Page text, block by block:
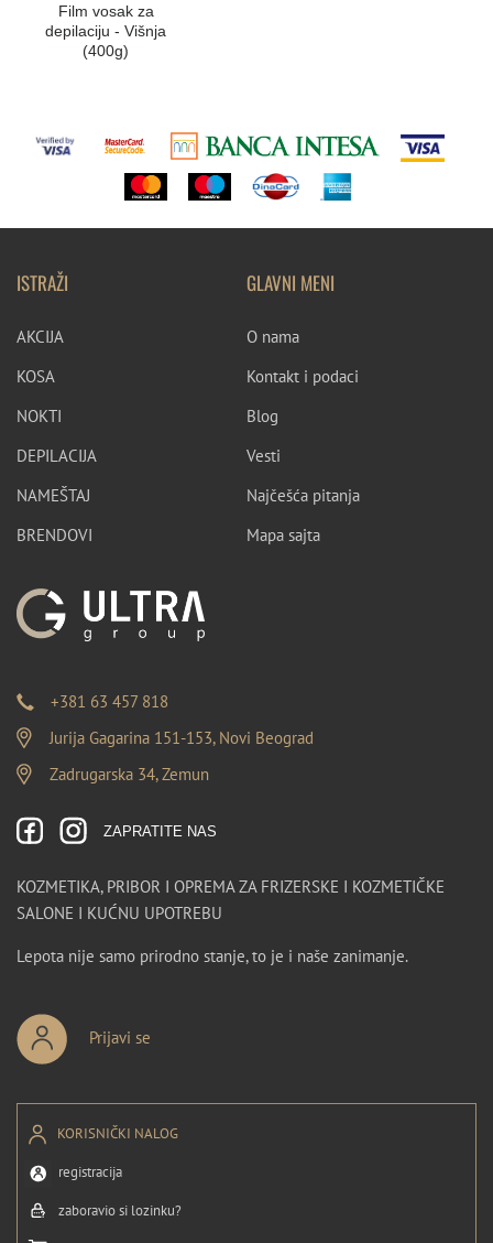
Film vosak za
depilaciju - Višnja
(400g)
ISTRAŽI
AKCIJA
KOSA
NOKTI
DEPILACIJA
NAMEŠTAJ
BRENDOVI
GLAVNI MENI
O nama
Kontakt i podaci
Blog
Vesti
Najčešća pitanja
Mapa sajta
+381 63 457 818
Jurija Gagarina 151-153, Novi Beograd
Zadrugarska 34, Zemun
ZAPRATITE NAS
KOZMETIKA, PRIBOR I OPREMA ZA FRIZERSKE I KOZMETIČKE
SALONE I KUĆNU UPOTREBU
Lepota nije samo prirodno stanje, to je i naše zanimanje.
Prijavi se
KORISNIČKI NALOG
registracija
zaboravio si lozinku?